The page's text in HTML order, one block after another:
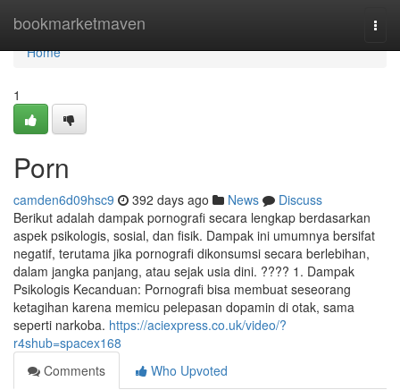
bookmarketmaven
Home
Home
1
Porn
camden6d09hsc9 392 days ago News
Discuss
Berikut adalah dampak pornografi secara lengkap berdasarkan
aspek psikologis, sosial, dan fisik. Dampak ini umumnya bersifat
negatif, terutama jika pornografi dikonsumsi secara berlebihan,
dalam jangka panjang, atau sejak usia dini. ???? 1. Dampak
Psikologis Kecanduan: Pornografi bisa membuat seseorang
ketagihan karena memicu pelepasan dopamin di otak, sama
seperti narkoba. https://aciexpress.co.uk/video/?
r4shub=spacex168
Comments
Who Upvoted